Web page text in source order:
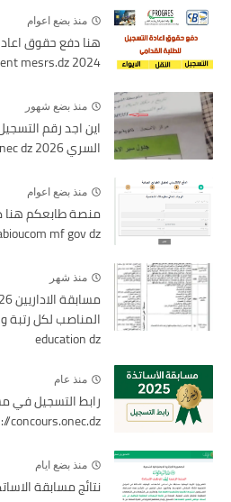
منذ بضع اعوام
هنا دفع حقوق
2024 progres epaiement mesrs.dz
منذ بضع شهور
اين اجد رقم
السري bem onec dz 2026
منذ بضع اعوام
منصة طابعكم هنا
mf gov dz
منذ شهر
education dz
منذ عام
concours.onec.dz
منذ بضع ايام